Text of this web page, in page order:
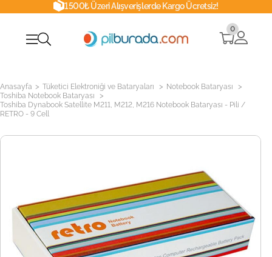
1500₺ Üzeri Alışverişlerde Kargo Ücretsiz!
0
Anasayfa > Tüketici Elektroniği ve Bataryaları > Notebook Bataryası >
Toshiba Notebook Bataryası >
Toshiba Dynabook Satellite M211, M212, M216 Notebook Bataryası - Pili /
RETRO - 9 Cell